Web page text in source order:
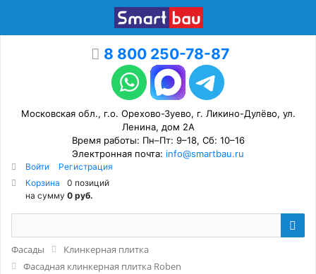
8 800 250-78-87
Московская обл., г.о. Орехово-Зуево, г. Ликино-Дулёво, ул.
Ленина, дом 2А
Время работы: Пн–Пт: 9–18, Сб: 10–16
Электронная почта: info@smartbau.ru
Войти
Регистрация
Корзина
0 позиций
на сумму 0 руб.
Фасады
Клинкерная плитка
Фасадная клинкерная плитка Roben